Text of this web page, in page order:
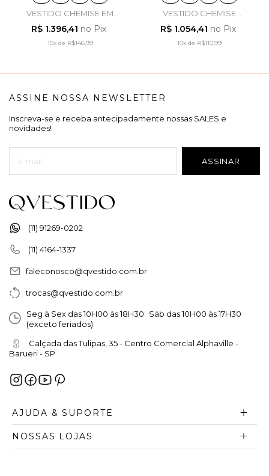
VESTIDO CHEMISE EM
VISCOSE MARROM CAFÉ -
ARTSY
R$ 1.396,41 no Pix
10xde R$146,99
VESTIDO CHEMISE
PESPONTO EM VISCOSE
AZUL - ARTSY
R$ 1.054,41 no Pix
10xde R$110,99
(11) 91269-0202
(11) 4164-1337
faleconosco@qvestido.com.br
trocas@qvestido.com.br
Seg à Sex das 10H00 às 18H30 Sáb das 10H00 às 17H30
(exceto feriados)
Calçada das Tulipas, 35 - Centro Comercial Alphaville -
Barueri - SP
AJUDA & SUPORTE
NOSSAS LOJAS
ASSINE NOSSA NEWSLETTER
Inscreva-se e receba antecipadamente nossas SALES e
novidades!